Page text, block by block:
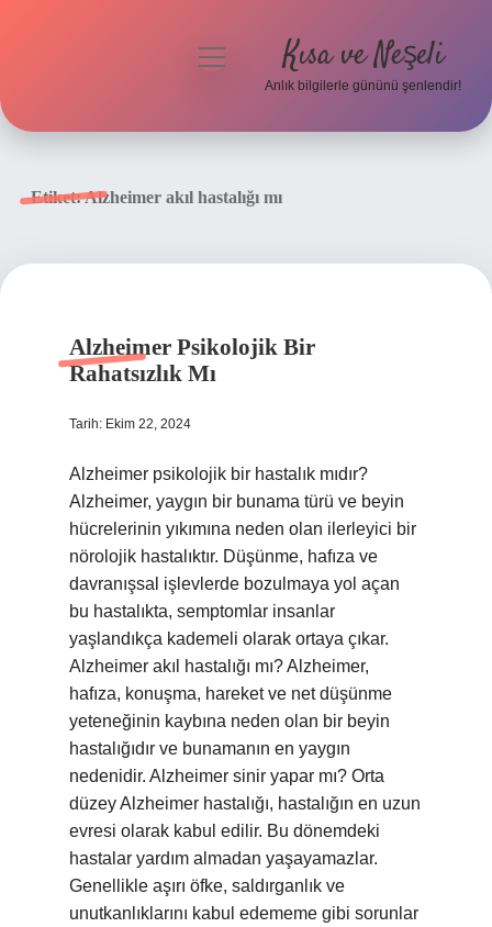
menüyü
Kısa ve Neşeli
Anlık bilgilerle gününü şenlendir!
Etiket:Alzheimer akıl hastalığı mı
Alzheimer Psikolojik Bir
Rahatsızlık Mı
Tarih: Ekim 22, 2024
Alzheimer psikolojik bir hastalık mıdır?
Alzheimer, yaygın bir bunama türü ve beyin
hücrelerinin yıkımına neden olan ilerleyici bir
nörolojik hastalıktır. Düşünme, hafıza ve
davranışsal işlevlerde bozulmaya yol açan
bu hastalıkta, semptomlar insanlar
yaşlandıkça kademeli olarak ortaya çıkar.
Alzheimer akıl hastalığı mı? Alzheimer,
hafıza, konuşma, hareket ve net düşünme
yeteneğinin kaybına neden olan bir beyin
hastalığıdır ve bunamanın en yaygın
nedenidir. Alzheimer sinir yapar mı? Orta
düzey Alzheimer hastalığı, hastalığın en uzun
evresi olarak kabul edilir. Bu dönemdeki
hastalar yardım almadan yaşayamazlar.
Genellikle aşırı öfke, saldırganlık ve
unutkanlıklarını kabul edememe gibi sorunlar